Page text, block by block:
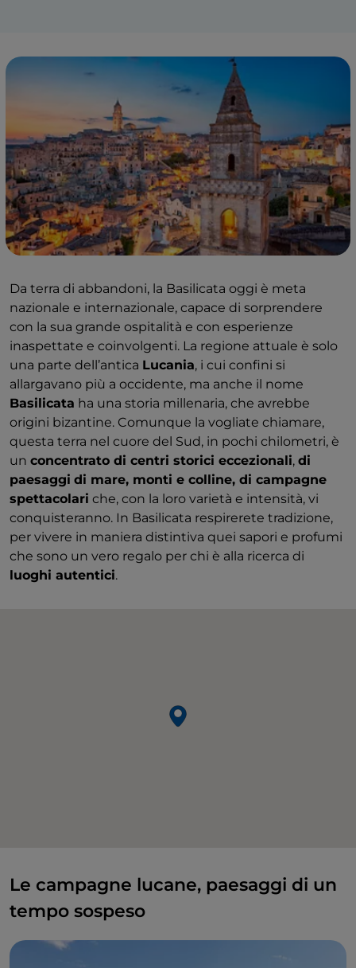
Da terra di abbandoni, la Basilicata oggi è meta
nazionale e internazionale, capace di sorprendere
con la sua grande ospitalità e con esperienze
inaspettate e coinvolgenti. La regione attuale è solo
una parte dell’antica Lucania, i cui confini si
allargavano più a occidente, ma anche il nome
Basilicata ha una storia millenaria, che avrebbe
origini bizantine. Comunque la vogliate chiamare,
questa terra nel cuore del Sud, in pochi chilometri, è
un concentrato di centri storici eccezionali, di
paesaggi di mare, monti e colline, di campagne
spettacolari che, con la loro varietà e intensità, vi
conquisteranno. In Basilicata respirerete tradizione,
per vivere in maniera distintiva quei sapori e profumi
che sono un vero regalo per chi è alla ricerca di
luoghi autentici.
Le campagne lucane, paesaggi di un
tempo sospeso